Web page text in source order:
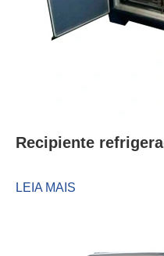
Recipiente
LEIA MAIS